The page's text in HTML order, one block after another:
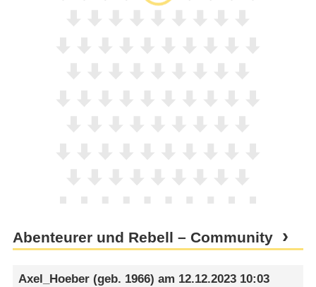
Abenteurer und Rebell – Community
Axel_Hoeber (geb. 1966) am 12.12.2023 10:03